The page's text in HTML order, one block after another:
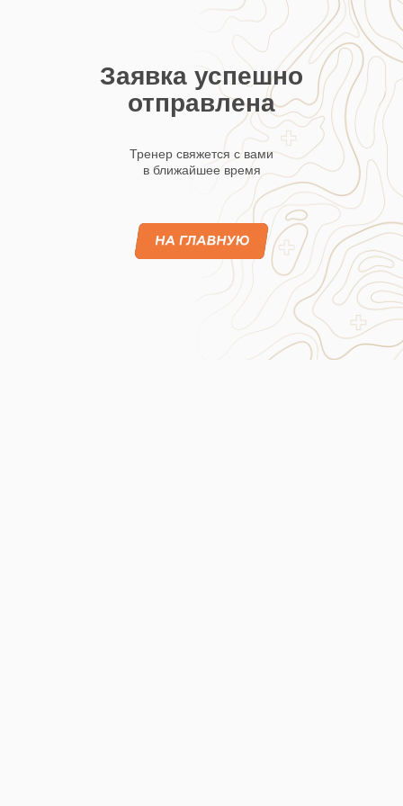
Заявка успешно
отправлена
Тренер свяжется с вами
в ближайшее время